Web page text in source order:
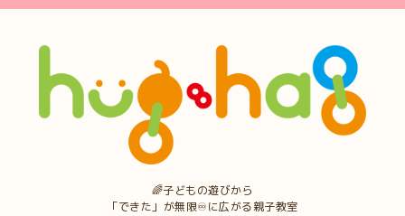
🌈子どもの遊びから
「できた」が無限♾に広がる親子教室